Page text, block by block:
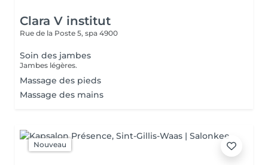
Clara V institut
Rue de la Poste 5, spa 4900
Soin des jambes
Jambes légères.
Massage des pieds
Massage des mains
Nouveau